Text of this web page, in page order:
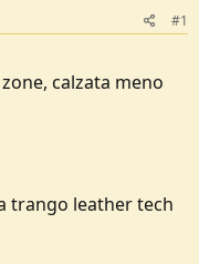
#1
calzata meno
trango leather tech